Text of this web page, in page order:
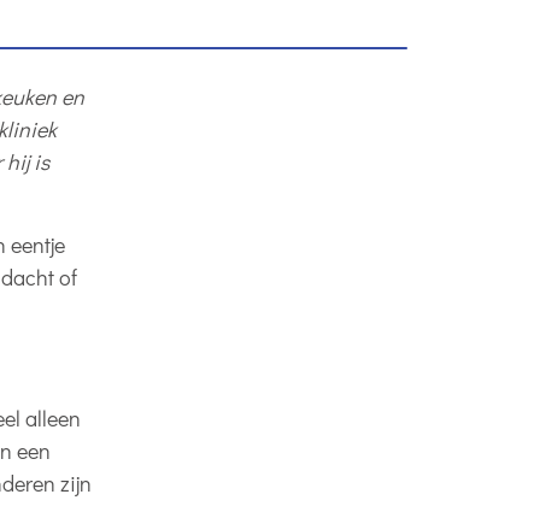
en
hij is
eentje
of
alleen
een
zijn